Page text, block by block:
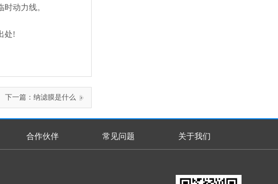
动力线。
处!
下一篇： 纳滤膜是什么
合作伙伴 常见问题 关于我们